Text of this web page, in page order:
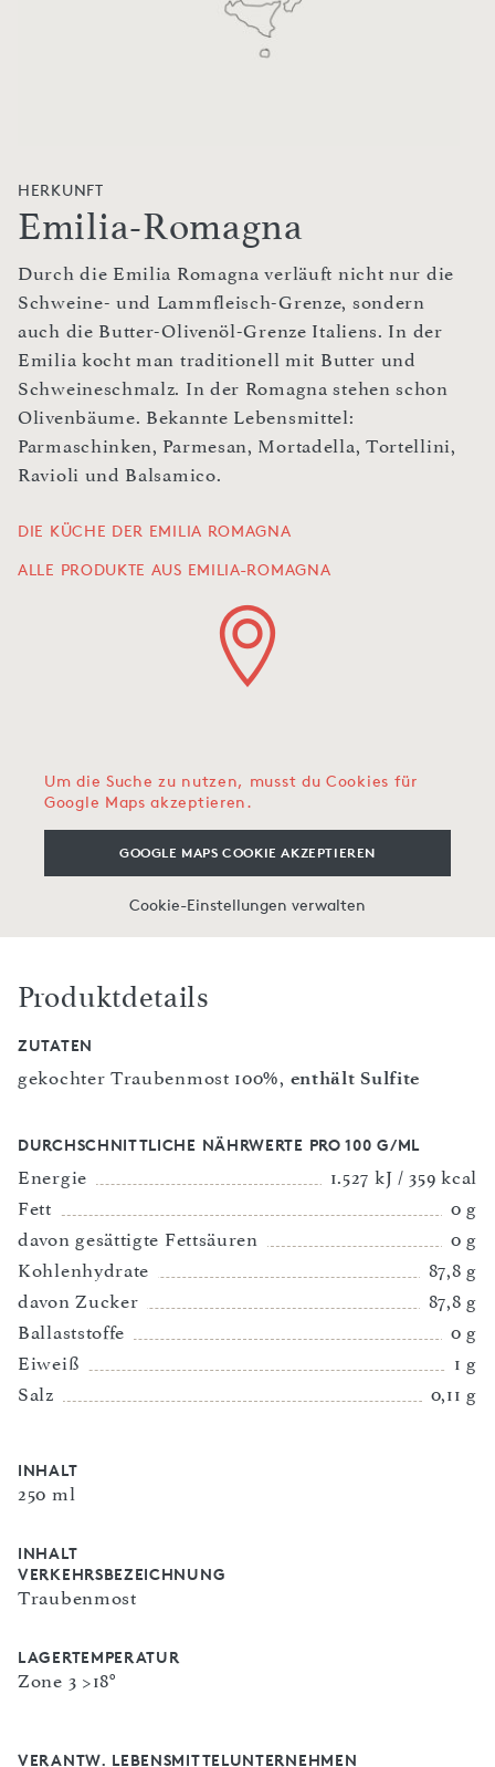
HERKUNFT
Emilia-Romagna
Durch die Emilia Romagna verläuft nicht nur die
Schweine- und Lammfleisch-Grenze, sondern
auch die Butter-Olivenöl-Grenze Italiens. In der
Emilia kocht man traditionell mit Butter und
Schweineschmalz. In der Romagna stehen schon
Olivenbäume. Bekannte Lebensmittel:
Parmaschinken, Parmesan, Mortadella, Tortellini,
Ravioli und Balsamico.
DIE KÜCHE DER EMILIA ROMAGNA
ALLE PRODUKTE AUS EMILIA-ROMAGNA
Um die Suche zu nutzen, musst du Cookies für
Google Maps akzeptieren.
GOOGLE MAPS COOKIE AKZEPTIEREN
Cookie-Einstellungen verwalten
Produktdetails
ZUTATEN
gekochter Traubenmost 100%, enthält Sulfite
DURCHSCHNITTLICHE NÄHRWERTE PRO 100 G/ML
Energie
1.527 kJ / 359 kcal
Fett
0 g
davon gesättigte Fettsäuren
0 g
Kohlenhydrate
87,8 g
davon Zucker
87,8 g
Ballaststoffe
0 g
Eiweiß
1 g
Salz
0,11 g
INHALT
250 ml
INHALT
VERKEHRSBEZEICHNUNG
Traubenmost
LAGERTEMPERATUR
Zone 3 >18°
VERANTW. LEBENSMITTELUNTERNEHMEN